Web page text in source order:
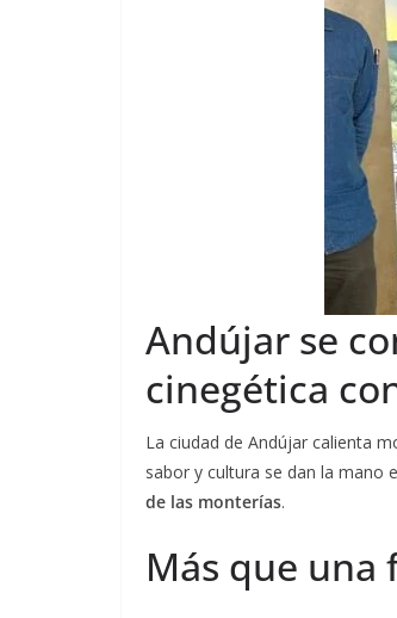
Andújar se
cinegética
La ciudad de Andújar calienta
sabor y cultura se dan la mano
de las monterías.
Más que una